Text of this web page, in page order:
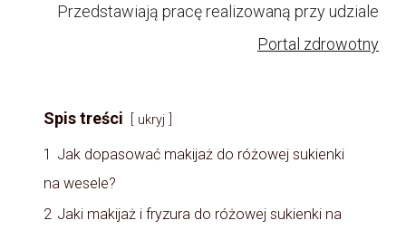
Przedstawiają pracę realizowaną przy udziale
Portal zdrowotny
Spis treści ukryj
1 Jak dopasować makijaż do różowej sukienki
na wesele?
2 Jaki makijaż i fryzura do różowej sukienki na